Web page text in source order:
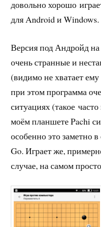
довольно хорошо
для Android и Windows.
Версия под Андройд
очень странные и
(видимо не хватает
при этом программа
ситуациях (такое
моём планшете Pachi
особенно это заметно
Go. Играет же,
случае, на самом